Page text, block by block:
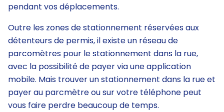
pendant vos déplacements.
Outre les zones de stationnement réservées aux
détenteurs de permis, il existe un réseau de
parcomètres pour le stationnement dans la rue,
avec la possibilité de payer via une application
mobile. Mais trouver un stationnement dans la rue et
payer au parcmètre ou sur votre téléphone peut
vous faire perdre beaucoup de temps.